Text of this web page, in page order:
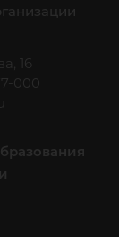
16
000